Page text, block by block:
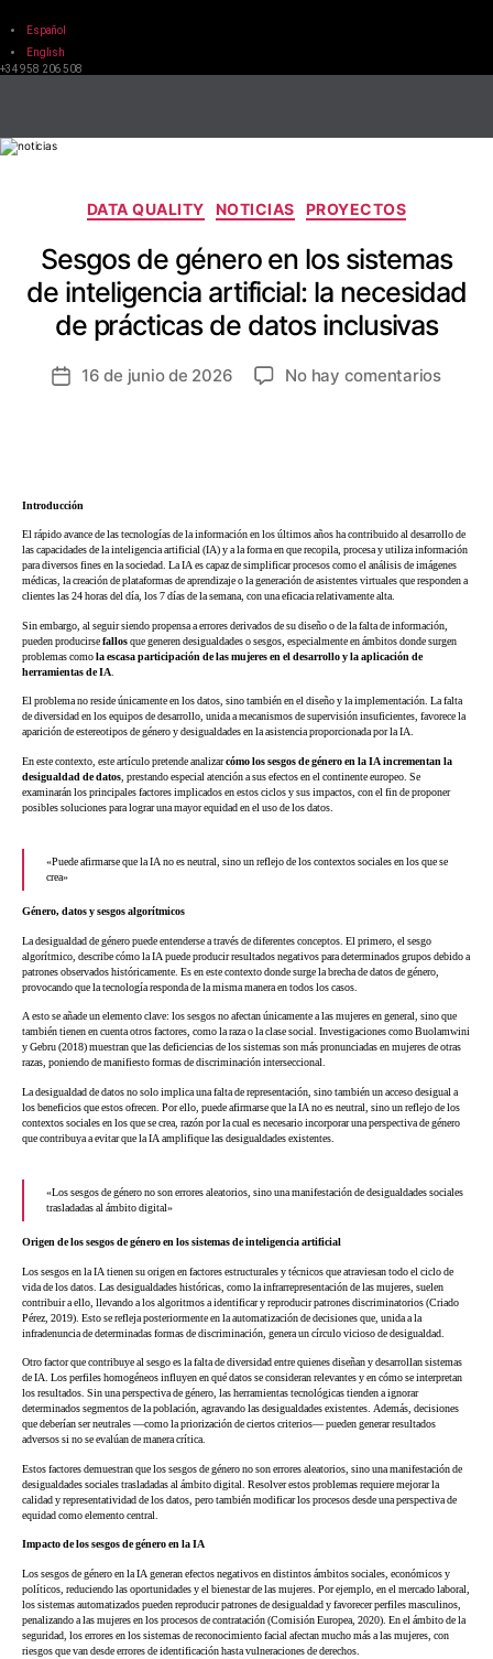
Español
English
+34 958 206 508
DATA QUALITY NOTICIAS PROYECTOS
Sesgos de género en los sistemas
de inteligencia artificial: la necesidad
de prácticas de datos inclusivas
16 de junio de 2026 No hay comentarios
Introducción
El rápido avance de las tecnologías de la información en los últimos años ha contribuido al desarrollo de
las capacidades de la inteligencia artificial (IA) y a la forma en que recopila, procesa y utiliza información
para diversos fines en la sociedad. La IA es capaz de simplificar procesos como el análisis de imágenes
médicas, la creación de plataformas de aprendizaje o la generación de asistentes virtuales que responden a
clientes las 24 horas del día, los 7 días de la semana, con una eficacia relativamente alta.
Sin embargo, al seguir siendo propensa a errores derivados de su diseño o de la falta de información,
pueden producirsefallosque generen desigualdades o sesgos, especialmente en ámbitos donde surgen
problemas comola escasa participación de las mujeres en el desarrollo y la aplicación de
herramientas de IA.
El problema no reside únicamente en los datos, sino también en el diseño y la implementación. La falta
de diversidad en los equipos de desarrollo, unida a mecanismos de supervisión insuficientes, favorece la
aparición de estereotipos de género y desigualdades en la asistencia proporcionada por la IA.
En este contexto, este artículo pretende analizarcómo los sesgos de género en la IA incrementan la
desigualdad de datos, prestando especial atención a sus efectos en el continente europeo. Se
examinarán los principales factores implicados en estos ciclos y sus impactos, con el fin de proponer
posibles soluciones para lograr una mayor equidad en el uso de los datos.
«Puede afirmarse que la IA no es neutral, sino un reflejo de los contextos sociales en los que se
crea»
Género, datos y sesgos algorítmicos
La desigualdad de género puede entenderse a través de diferentes conceptos. El primero, el sesgo
algorítmico, describe cómo la IA puede producir resultados negativos para determinados grupos debido a
patrones observados históricamente. Es en este contexto donde surge la brecha de datos de género,
provocando que la tecnología responda de la misma manera en todos los casos.
A esto se añade un elemento clave: los sesgos no afectan únicamente a las mujeres en general, sino que
también tienen en cuenta otros factores, como la raza o la clase social. Investigaciones como Buolamwini
y Gebru (2018) muestran que las deficiencias de los sistemas son más pronunciadas en mujeres de otras
razas, poniendo de manifiesto formas de discriminación interseccional.
La desigualdad de datos no solo implica una falta de representación, sino también un acceso desigual a
los beneficios que estos ofrecen. Por ello, puede afirmarse que la IA no es neutral, sino un reflejo de los
contextos sociales en los que se crea, razón por la cual es necesario incorporar una perspectiva de género
que contribuya a evitar que la IA amplifique las desigualdades existentes.
«Los sesgos de género no son errores aleatorios, sino una manifestación de desigualdades sociales
trasladadas al ámbito digital»
Origen de los sesgos de género en los sistemas de inteligencia artificial
Los sesgos en la IA tienen su origen en factores estructurales y técnicos que atraviesan todo el ciclo de
vida de los datos. Las desigualdades históricas, como la infrarrepresentación de las mujeres, suelen
contribuir a ello, llevando a los algoritmos a identificar y reproducir patrones discriminatorios (Criado
Pérez, 2019). Esto se refleja posteriormente en la automatización de decisiones que, unida a la
infradenuncia de determinadas formas de discriminación, genera un círculo vicioso de desigualdad.
Otro factor que contribuye al sesgo es la falta de diversidad entre quienes diseñan y desarrollan sistemas
de IA. Los perfiles homogéneos influyen en qué datos se consideran relevantes y en cómo se interpretan
los resultados. Sin una perspectiva de género, las herramientas tecnológicas tienden a ignorar
determinados segmentos de la población, agravando las desigualdades existentes. Además, decisiones
que deberían ser neutrales —como la priorización de ciertos criterios— pueden generar resultados
adversos si no se evalúan de manera crítica.
Estos factores demuestran que los sesgos de género no son errores aleatorios, sino una manifestación de
desigualdades sociales trasladadas al ámbito digital. Resolver estos problemas requiere mejorar la
calidad y representatividad de los datos, pero también modificar los procesos desde una perspectiva de
equidad como elemento central.
Impacto de los sesgos de género en la IA
Los sesgos de género en la IA generan efectos negativos en distintos ámbitos sociales, económicos y
políticos, reduciendo las oportunidades y el bienestar de las mujeres. Por ejemplo, en el mercado laboral,
los sistemas automatizados pueden reproducir patrones de desigualdad y favorecer perfiles masculinos,
penalizando a las mujeres en los procesos de contratación (Comisión Europea, 2020). En el ámbito de la
seguridad, los errores en los sistemas de reconocimiento facial afectan mucho más a las mujeres, con
riesgos que van desde errores de identificación hasta vulneraciones de derechos.